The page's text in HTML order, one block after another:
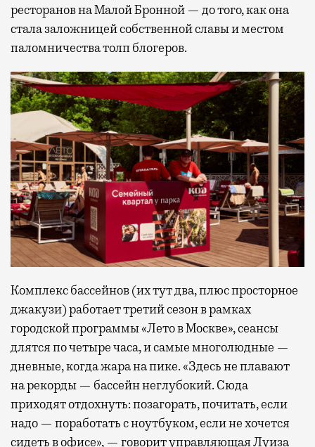
ресторанов на Малой Бронной — до того, как она
стала заложницей собственной славы и местом
паломничества толп блогеров.
Комплекс бассейнов (их тут два, плюс просторное
джакузи) работает третий сезон в рамках
городской программы «Лето в Москве», сеансы
длятся по четыре часа, и самые многолюдные —
дневные, когда жара на пике. «Здесь не плавают
на рекорды — бассейн неглубокий. Сюда
приходят отдохнуть: позагорать, почитать, если
надо — поработать с ноутбуком, если не хочется
сидеть в офисе», — говорит управляющая Луиза